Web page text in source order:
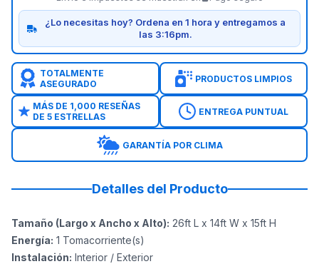
¿Lo necesitas hoy? Ordena en 1 hora y entregamos a
las 3:16pm.
TOTALMENTE
ASEGURADO
PRODUCTOS LIMPIOS
MÁS DE 1,000 RESEÑAS
DE 5 ESTRELLAS
ENTREGA PUNTUAL
GARANTÍA POR CLIMA
Detalles del Producto
Tamaño (Largo x Ancho x Alto): 26ft L x 14ft W x 15ft H
Energía: 1 Tomacorriente(s)
Instalación: Interior / Exterior